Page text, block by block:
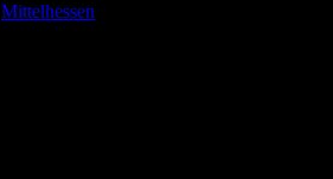
Mittelhessen